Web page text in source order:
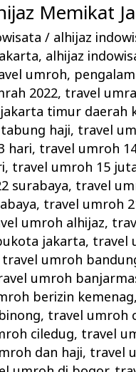
Memikat
/ alhijaz
, alhijaz
umroh,
2022, travel
timur daerah
haji, travel
hari, travel umroh
, travel umroh 15
surabaya, travel
, travel umroh
umroh alhijaz,
jakarta, travel
travel umroh
umroh
berizin kemenag,
, travel umroh
ciledug, travel
dan haji, travel